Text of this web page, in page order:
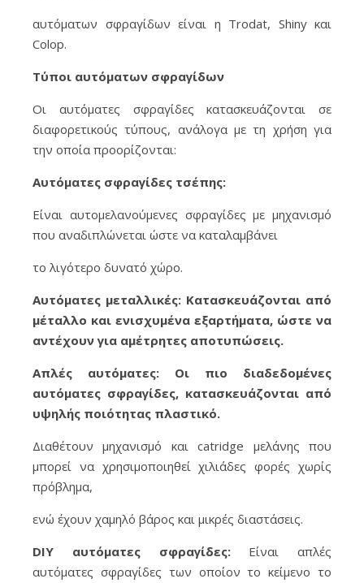
αυτόματων σφραγίδων είναι η Trodat, Shiny και
Colop.
Τύποι αυτόματων σφραγίδων
Οι αυτόματες σφραγίδες κατασκευάζονται σε
διαφορετικούς τύπους, ανάλογα με τη χρήση για
την οποία προορίζονται:
Αυτόματες σφραγίδες τσέπης:
Είναι αυτομελανούμενες σφραγίδες με μηχανισμό
που αναδιπλώνεται ώστε να καταλαμβάνει
το λιγότερο δυνατό χώρο.
Αυτόματες μεταλλικές: Κατασκευάζονται από
μέταλλο και ενισχυμένα εξαρτήματα, ώστε να
αντέχουν για αμέτρητες αποτυπώσεις.
Απλές αυτόματες: Οι πιο διαδεδομένες
αυτόματες σφραγίδες, κατασκευάζονται από
υψηλής ποιότητας πλαστικό.
Διαθέτουν μηχανισμό και catridge μελάνης που
μπορεί να χρησιμοποιηθεί χιλιάδες φορές χωρίς
πρόβλημα,
ενώ έχουν χαμηλό βάρος και μικρές διαστάσεις.
DIY αυτόματες σφραγίδες:Είναι απλές
αυτόματες σφραγίδες των οποίον το κείμενο το